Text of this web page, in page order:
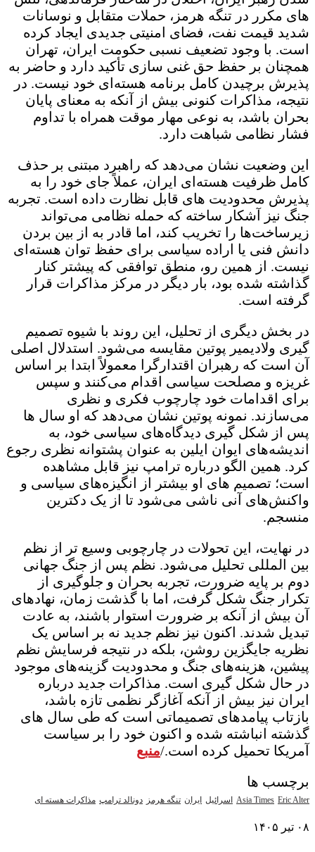
های مکرر در تنگه هرمز، حملات متقابل و نوسانات
شدید قیمت نفت، فضای امنیتی جدیدی ایجاد کرده
است. با وجود تضعیف نسبی حکومت ایران، تهران
همچنان بر حفظ حق غنی سازی تأکید دارد و حاضر به
پذیرش برچیدن کامل برنامه هسته‌ای خود نیست. در
نتیجه، مذاکرات کنونی بیش از آنکه به معنای پایان
بحران باشد، به نوعی مهار موقت همراه با تداوم
فشار نظامی شباهت دارد.
این وضعیت نشان می‌دهد که راهبرد مبتنی بر حذف
کامل ظرفیت هسته‌ای ایران، عملاً جای خود را به
پذیرش محدودیت های قابل نظارت داده است. تجربه
جنگ نیز آشکار ساخته که حمله نظامی می‌تواند
زیرساخت‌ها را تخریب کند، اما قادر به از بین بردن
دانش فنی یا اراده سیاسی برای حفظ توان هسته‌ای
نیست. از همین رو، منطق توافقی که پیشتر کنار
گذاشته شده بود، بار دیگر در مرکز مذاکرات قرار
گرفته است.
در بخش دیگری از تحلیل، این روند با شیوه تصمیم
گیری ولادیمیر پوتین مقایسه می‌شود. استدلال اصلی
آن است که رهبران اقتدارگرا معمولاً ابتدا بر اساس
غریزه و مصلحت سیاسی اقدام می‌کنند و سپس
برای اقدامات خود چارچوب فکری و نظری
می‌سازند. نمونه پوتین نشان می‌دهد که او سال ها
پس از شکل گیری دیدگاه‌های سیاسی خود، به
اندیشه‌های ایوان ایلین به عنوان پشتوانه نظری رجوع
کرد. همین الگو درباره ترامپ نیز قابل مشاهده
است؛ تصمیم های او بیشتر از انگیزه‌های سیاسی و
واکنش‌های آنی ناشی می‌شود تا از یک دکترین
منسجم.
در نهایت، این تحولات در چارچوبی وسیع تر از نظم
بین المللی تحلیل می‌شود. نظم پس از جنگ جهانی
دوم بر پایه ضرورت، تجربه بحران و جلوگیری از
تکرار جنگ شکل گرفت، اما با گذشت زمان، نهادهای
آن بیش از آنکه بر ضرورت استوار باشند، به عادت
تبدیل شدند. اکنون نیز نظم جدید نه بر اساس یک
نظریه جایگزین روشن، بلکه در نتیجه فرسایش نظم
پیشین، هزینه‌های جنگ و محدودیت گزینه‌های موجود
در حال شکل گیری است. مذاکرات جدید درباره
ایران نیز بیش از آنکه آغازگر نظمی تازه باشد،
بازتاب پیامدهای تصمیماتی است که طی سال های
گذشته انباشته شده و اکنون خود را بر سیاست
آمریکا تحمیل کرده است./منبع
برچسب ها
Asia Times Eric Alter اسرائیل ایران تنگه هرمز دونالد ترامپ مذاکرات هسته ای
۰۸ تیر ۱۴۰۵